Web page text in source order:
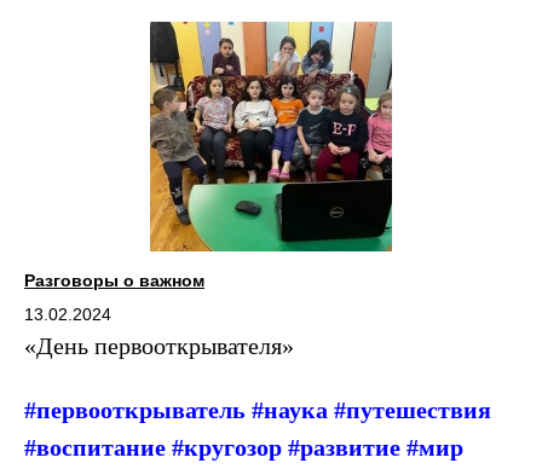
Разговоры о важном
13.02.2024
«День первооткрывателя»
#первооткрыватель #наука #путешествия
#воспитание #кругозор #развитие #мир